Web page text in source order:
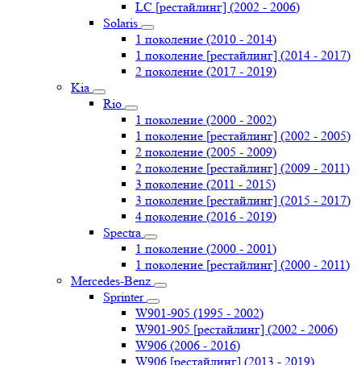
LC [рестайлинг] (2002 - 2006)
Solaris
1 поколение (2010 - 2014)
1 поколение [рестайлинг] (2014 - 2017)
2 поколение (2017 - 2019)
Kia
Rio
1 поколение (2000 - 2002)
1 поколение [рестайлинг] (2002 - 2005)
2 поколение (2005 - 2009)
2 поколение [рестайлинг] (2009 - 2011)
3 поколение (2011 - 2015)
3 поколение [рестайлинг] (2015 - 2017)
4 поколение (2016 - 2019)
Spectra
1 поколение (2000 - 2001)
1 поколение [рестайлинг] (2000 - 2011)
Mercedes-Benz
Sprinter
W901-905 (1995 - 2002)
W901-905 [рестайлинг] (2002 - 2006)
W906 (2006 - 2016)
W906 [рестайлинг] (2013 - 2019)